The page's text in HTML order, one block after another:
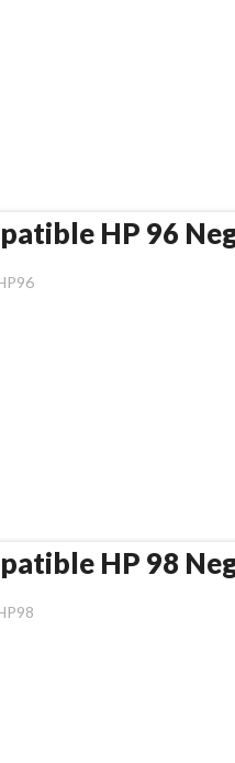
HP 96
HP 98